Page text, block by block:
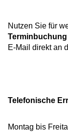
Nutzen Sie für
Terminbuchung
E-Mail direkt an
Telefonische
Montag bis